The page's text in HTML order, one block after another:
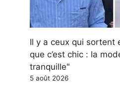
Il y a ceux qui sortent
que c’est chic : la
tranquille"
5 août 2026